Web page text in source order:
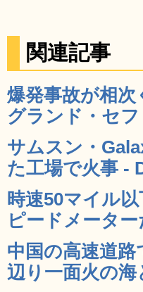
関連記事
爆発事故が相
グランド・セ
サムスン・
た工場で火事 -
時速50マイル
ピードメータ
中国の高速道
辺り一面火の